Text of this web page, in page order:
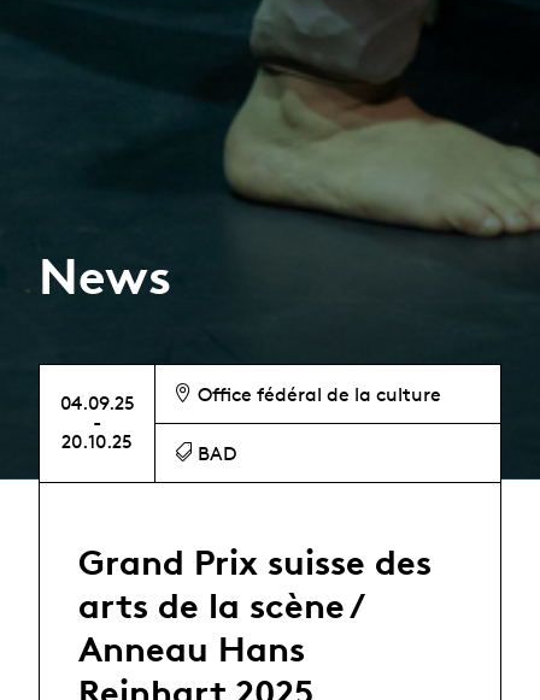
News
04.09.25
-
20.10.25
Office fédéral de la culture
BAD
Grand Prix suisse des
arts de la scène /
Anneau Hans